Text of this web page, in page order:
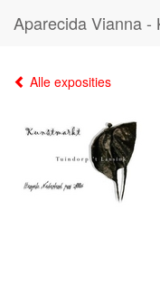
Alle exposities